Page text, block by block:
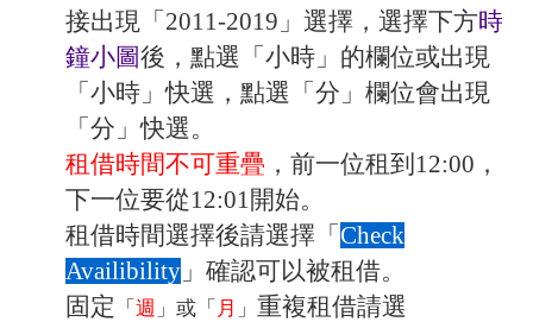
接出現「2011-2019」選擇，選擇下方時
鐘小圖後，點選「小時」的欄位或出現
「小時」快選，點選「分」欄位會出現
「分」快選。
租借時間不可重疊 ，前一位租到12:00，
下一位要從12:01開始。
租借時間選擇後請選擇「 Check
Availibility 」確認可以被租借。
固定
「 週 」或「 月 」 重複租借請選